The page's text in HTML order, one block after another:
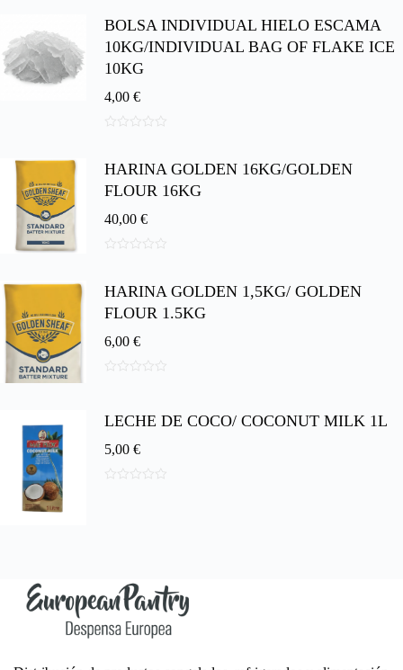
e
BOLSA INDIVIDUAL HIELO ESCAMA
10KG/INDIVIDUAL BAG OF FLAKE ICE
10KG
4,00 €
e
HARINA GOLDEN 16KG/GOLDEN
FLOUR 16KG
40,00 €
e
HARINA GOLDEN 1,5KG/ GOLDEN
FLOUR 1.5KG
6,00 €
5
LECHE DE COCO/ COCONUT MILK 1L
5,00 €